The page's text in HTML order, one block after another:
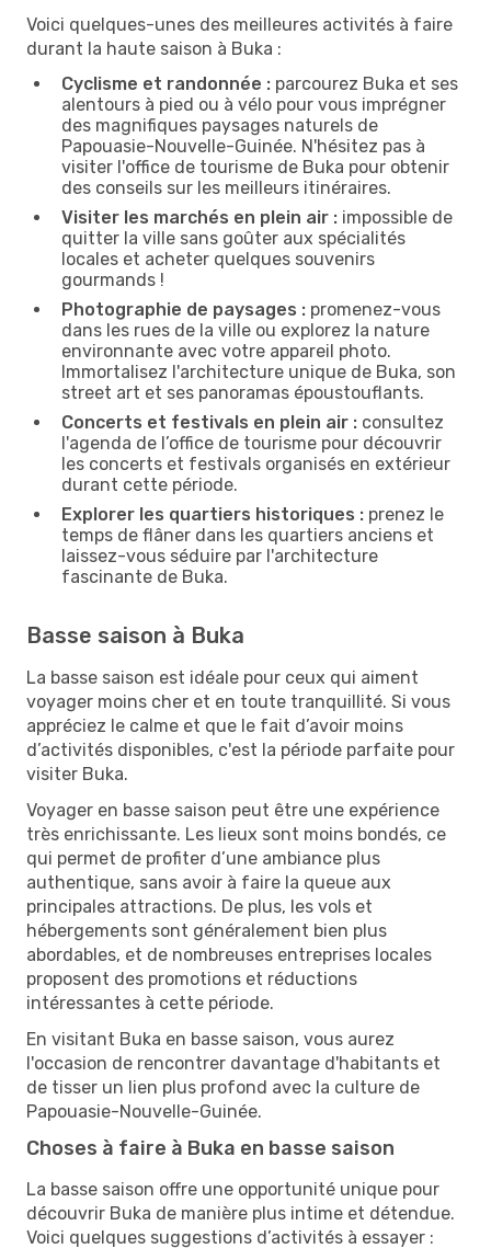
Voici quelques-unes des meilleures activités à faire
durant la haute saison à Buka :
Cyclisme et randonnée : parcourez Buka et ses
alentours à pied ou à vélo pour vous imprégner
des magnifiques paysages naturels de
Papouasie-Nouvelle-Guinée. N'hésitez pas à
visiter l'office de tourisme de Buka pour obtenir
des conseils sur les meilleurs itinéraires.
Visiter les marchés en plein air : impossible de
quitter la ville sans goûter aux spécialités
locales et acheter quelques souvenirs
gourmands !
Photographie de paysages : promenez-vous
dans les rues de la ville ou explorez la nature
environnante avec votre appareil photo.
Immortalisez l'architecture unique de Buka, son
street art et ses panoramas époustouflants.
Concerts et festivals en plein air : consultez
l'agenda de l’office de tourisme pour découvrir
les concerts et festivals organisés en extérieur
durant cette période.
Explorer les quartiers historiques : prenez le
temps de flâner dans les quartiers anciens et
laissez-vous séduire par l'architecture
fascinante de Buka.
Basse saison à Buka
La basse saison est idéale pour ceux qui aiment
voyager moins cher et en toute tranquillité. Si vous
appréciez le calme et que le fait d’avoir moins
d’activités disponibles, c'est la période parfaite pour
visiter Buka.
Voyager en basse saison peut être une expérience
très enrichissante. Les lieux sont moins bondés, ce
qui permet de profiter d’une ambiance plus
authentique, sans avoir à faire la queue aux
principales attractions. De plus, les vols et
hébergements sont généralement bien plus
abordables, et de nombreuses entreprises locales
proposent des promotions et réductions
intéressantes à cette période.
En visitant Buka en basse saison, vous aurez
l'occasion de rencontrer davantage d'habitants et
de tisser un lien plus profond avec la culture de
Papouasie-Nouvelle-Guinée.
Choses à faire à Buka en basse saison
La basse saison offre une opportunité unique pour
découvrir Buka de manière plus intime et détendue.
Voici quelques suggestions d’activités à essayer :